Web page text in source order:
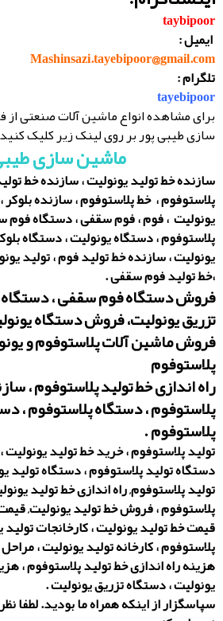
taybipoor
ایمیل :
Mashinsazi.tayebipoor@gmail.com
تلگرام :
tayebipoor
برای مشاهده انواع ماشین آلات صنعتی از
سازی طیبی پور بر روی لینک زیر کلیک
ماشین سازی
سازنده خط تولید یونولیت ، سازنده خط
پلاستوفوم ، خط پلاستوفوم ، سازنده بلوکر
یونولیت ، فوم ، فوم سقفی ، دستگاه فوم
پلاستوفوم ، دستگاه یونولیت ، دستگاه
یونولیت ، سازنده خط تولید فوم ، تولید
،خط تولید فوم سقفی .
فروش دستگاه فوم سقفی ، دستگاه
تزریق یونولیت، فروش دستگاه
فروش ماشین آلات پلاستوفوم و
پلاستوفوم
راه اندازی خط تولید پلاستوفوم ،
پلاستوفوم ، دستگاه پلاستوفوم ،
پلاستوفوم .
تولید پلاستوفوم ، خرید خط تولید یونولیت
دستگاه تولید پلاستوفوم ، دستگاه تولید
تولید پلاستوفوم, راه اندازی خط تولید
پلاستوفوم ، فروش خط تولید یونولیت,
قیمت خط تولید یونولیت ، کارخانجات تولید
پلاستوفوم ، کارخانه تولید یونولیت ،
هزینه راه اندازی خط تولید پلاستوفوم ،
یونولیت ، دستگاه تزریق یونولیت .
سپاسگزار از اینکه همراه ما بودید. لطفا